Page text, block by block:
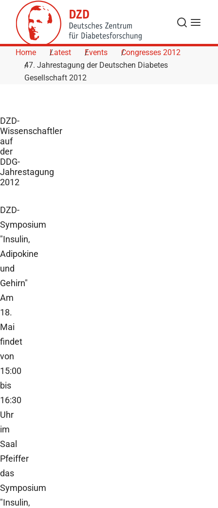
Skip to Content
Search
Menu
Home Latest Events
Congresses 2012
47. Jahrestagung der Deutschen Diabetes
Gesellschaft 2012
DZD-
Wissenschaftler
auf
der
DDG-
Jahrestagung
2012
DZD-
Symposium
"Insulin,
Adipokine
und
Gehirn"
Am
18.
Mai
findet
von
15:00
bis
16:30
Uhr
im
Saal
Pfeiffer
das
Symposium
"Insulin,